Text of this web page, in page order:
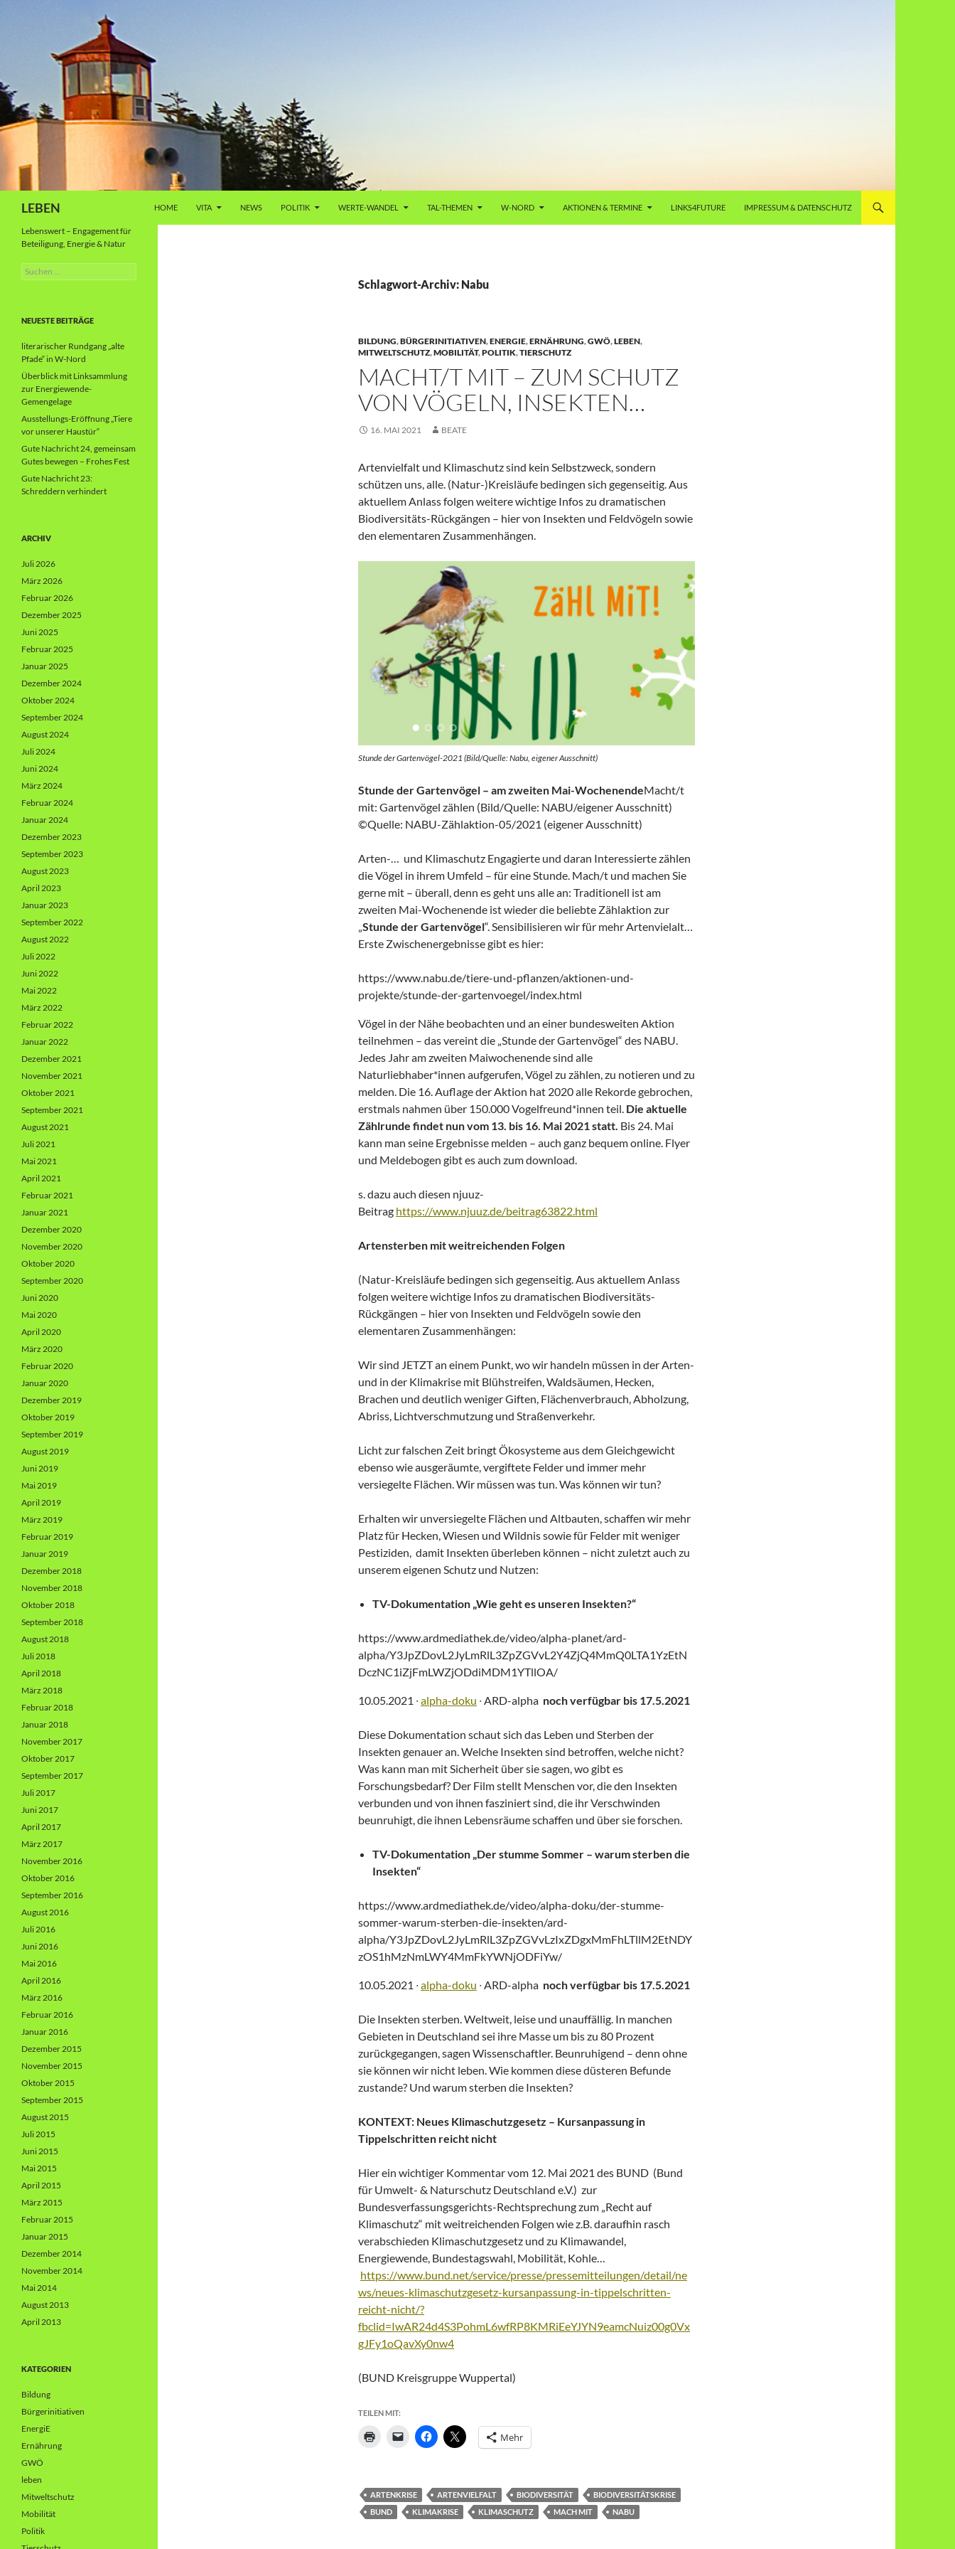
LEBEN HOME VITA NEWS POLITIK WERTE-WANDEL TAL-THEMEN W-NORD AKTIONEN & TERMINE LINKS4FUTURE IMPRESSUM & DATENSCHUTZ
Schlagwort-Archiv: Nabu
BILDUNG,BÜRGERINITIATIVEN,ENERGIE,ERNÄHRUNG,GWÖ,LEBEN,
MITWELTSCHUTZ,MOBILITÄT,POLITIK,TIERSCHUTZ
MACHT/T MIT – ZUM SCHUTZ
VON VÖGELN, INSEKTEN…
16. MAI 2021 BEATE
Artenvielfalt und Klimaschutz sind kein Selbstzweck, sondern
schützen uns, alle. (Natur-)Kreisläufe bedingen sich gegenseitig. Aus
aktuellem Anlass folgen weitere wichtige Infos zu dramatischen
Biodiversitäts-Rückgängen – hier von Insekten und Feldvögeln sowie
den elementaren Zusammenhängen.
Stunde der Gartenvögel-2021 (Bild/Quelle: Nabu, eigener Ausschnitt)
Stunde der Gartenvögel – am zweiten Mai-WochenendeMacht/t
mit: Gartenvögel zählen (Bild/Quelle: NABU/eigener Ausschnitt)
©Quelle: NABU-Zählaktion-05/2021 (eigener Ausschnitt)
Arten-… und Klimaschutz Engagierte und daran Interessierte zählen
die Vögel in ihrem Umfeld – für eine Stunde. Mach/t und machen Sie
gerne mit – überall, denn es geht uns alle an: Traditionell ist am
zweiten Mai-Wochenende ist wieder die beliebte Zählaktion zur
Stunde der Gartenvögel“. Sensibilisieren wir für mehr Artenvielalt…
Erste Zwischenergebnisse gibt es hier:
https://www.nabu.de/tiere-und-pflanzen/aktionen-und-
projekte/stunde-der-gartenvoegel/index.html
Vögel in der Nähe beobachten und an einer bundesweiten Aktion
teilnehmen – das vereint die „Stunde der Gartenvögel“ des NABU.
Jedes Jahr am zweiten Maiwochenende sind alle
Naturliebhaber*innen aufgerufen, Vögel zu zählen, zu notieren und zu
melden. Die 16. Auflage der Aktion hat 2020 alle Rekorde gebrochen,
erstmals nahmen über 150.000 Vogelfreund*innen teil. Die aktuelle
Zählrunde findet nun vom 13. bis 16. Mai 2021 statt. Bis 24. Mai
kann man seine Ergebnisse melden – auch ganz bequem online. Flyer
und Meldebogen gibt es auch zum download.
s. dazu auch diesen njuuz-
Beitrag https://www.njuuz.de/beitrag63822.html
Artensterben mit weitreichenden Folgen
(Natur-Kreisläufe bedingen sich gegenseitig. Aus aktuellem Anlass
folgen weitere wichtige Infos zu dramatischen Biodiversitäts-
Rückgängen – hier von Insekten und Feldvögeln sowie den
elementaren Zusammenhängen:
Wir sind JETZT an einem Punkt, wo wir handeln müssen in der Arten-
und in der Klimakrise mit Blühstreifen, Waldsäumen, Hecken,
Brachen und deutlich weniger Giften, Flächenverbrauch, Abholzung,
Abriss, Lichtverschmutzung und Straßenverkehr.
Licht zur falschen Zeit bringt Ökosysteme aus dem Gleichgewicht
ebenso wie ausgeräumte, vergiftete Felder und immer mehr
versiegelte Flächen. Wir müssen was tun. Was können wir tun?
Erhalten wir unversiegelte Flächen und Altbauten, schaffen wir mehr
Platz für Hecken, Wiesen und Wildnis sowie für Felder mit weniger
Pestiziden, damit Insekten überleben können – nicht zuletzt auch zu
unserem eigenen Schutz und Nutzen:
TV-Dokumentation „Wie geht es unseren Insekten?“
https://www.ardmediathek.de/video/alpha-planet/ard-
alpha/Y3JpZDovL2JyLmRlL3ZpZGVvL2Y4ZjQ4MmQ0LTA1YzEtN
DczNC1iZjFmLWZjODdiMDM1YTllOA/
10.05.2021 ∙ alpha-doku ∙ ARD-alpha noch verfügbar bis 17.5.2021
Diese Dokumentation schaut sich das Leben und Sterben der
Insekten genauer an. Welche Insekten sind betroffen, welche nicht?
Was kann man mit Sicherheit über sie sagen, wo gibt es
Forschungsbedarf? Der Film stellt Menschen vor, die den Insekten
verbunden und von ihnen fasziniert sind, die ihr Verschwinden
beunruhigt, die ihnen Lebensräume schaffen und über sie forschen.
TV-Dokumentation „Der stumme Sommer – warum sterben die
Insekten“
https://www.ardmediathek.de/video/alpha-doku/der-stumme-
sommer-warum-sterben-die-insekten/ard-
alpha/Y3JpZDovL2JyLmRlL3ZpZGVvLzIxZDgxMmFhLTllM2EtNDY
zOS1hMzNmLWY4MmFkYWNjODFiYw/
10.05.2021 ∙ alpha-doku ∙ ARD-alpha noch verfügbar bis 17.5.2021
Die Insekten sterben. Weltweit, leise und unauffällig. In manchen
Gebieten in Deutschland sei ihre Masse um bis zu 80 Prozent
zurückgegangen, sagen Wissenschaftler. Beunruhigend – denn ohne
sie können wir nicht leben. Wie kommen diese düsteren Befunde
zustande? Und warum sterben die Insekten?
KONTEXT: Neues Klimaschutzgesetz – Kursanpassung in
Tippelschritten reicht nicht
Hier ein wichtiger Kommentar vom 12. Mai 2021 des BUND (Bund
für Umwelt- & Naturschutz Deutschland e.V.) zur
Bundesverfassungsgerichts-Rechtsprechung zum „Recht auf
Klimaschutz“ mit weitreichenden Folgen wie z.B. daraufhin rasch
verabschieden Klimaschutzgesetz und zu Klimawandel,
Energiewende, Bundestagswahl, Mobilität, Kohle…
https://www.bund.net/service/presse/pressemitteilungen/detail/ne
ws/neues-klimaschutzgesetz-kursanpassung-in-tippelschritten-
reicht-nicht/?
fbclid=IwAR24d4S3PohmL6wfRP8KMRiEeYJYN9eamcNuiz00g0Vx
gJFy1oQavXy0nw4
(BUND Kreisgruppe Wuppertal)
TEILEN MIT:
Mehr
ARTENKRISE ARTENVIELFALT BIODIVERSITÄT
BIODIVERSITÄTSKRISE
BUND
KLIMAKRISE KLIMASCHUTZ MACH MIT NABU
Lebenswert – Engagement für
Beteiligung, Energie & Natur
Suche
nach:
NEUESTE BEITRÄGE
literarischer Rundgang „alte
Pfade“ in W-Nord
Überblick mit Linksammlung
zur Energiewende-
Gemengelage
Ausstellungs-Eröffnung „Tiere
vor unserer Haustür“
Gute Nachricht 24, gemeinsam
Gutes bewegen – Frohes Fest
Gute Nachricht 23:
Schreddern verhindert
ARCHIV
Juli 2026
März 2026
Februar 2026
Dezember 2025
Juni 2025
Februar 2025
Januar 2025
Dezember 2024
Oktober 2024
September 2024
August 2024
Juli 2024
Juni 2024
März 2024
Februar 2024
Januar 2024
Dezember 2023
September 2023
August 2023
April 2023
Januar 2023
September 2022
August 2022
Juli 2022
Juni 2022
Mai 2022
März 2022
Februar 2022
Januar 2022
Dezember 2021
November 2021
Oktober 2021
September 2021
August 2021
Juli 2021
Mai 2021
April 2021
Februar 2021
Januar 2021
Dezember 2020
November 2020
Oktober 2020
September 2020
Juni 2020
Mai 2020
April 2020
März 2020
Februar 2020
Januar 2020
Dezember 2019
Oktober 2019
September 2019
August 2019
Juni 2019
Mai 2019
April 2019
März 2019
Februar 2019
Januar 2019
Dezember 2018
November 2018
Oktober 2018
September 2018
August 2018
Juli 2018
April 2018
März 2018
Februar 2018
Januar 2018
November 2017
Oktober 2017
September 2017
Juli 2017
Juni 2017
April 2017
März 2017
November 2016
Oktober 2016
September 2016
August 2016
Juli 2016
Juni 2016
Mai 2016
April 2016
März 2016
Februar 2016
Januar 2016
Dezember 2015
November 2015
Oktober 2015
September 2015
August 2015
Juli 2015
Juni 2015
Mai 2015
April 2015
März 2015
Februar 2015
Januar 2015
Dezember 2014
November 2014
Mai 2014
August 2013
April 2013
KATEGORIEN
Bildung
Bürgerinitiativen
EnergiE
Ernährung
GWÖ
leben
Mitweltschutz
Mobilität
Politik